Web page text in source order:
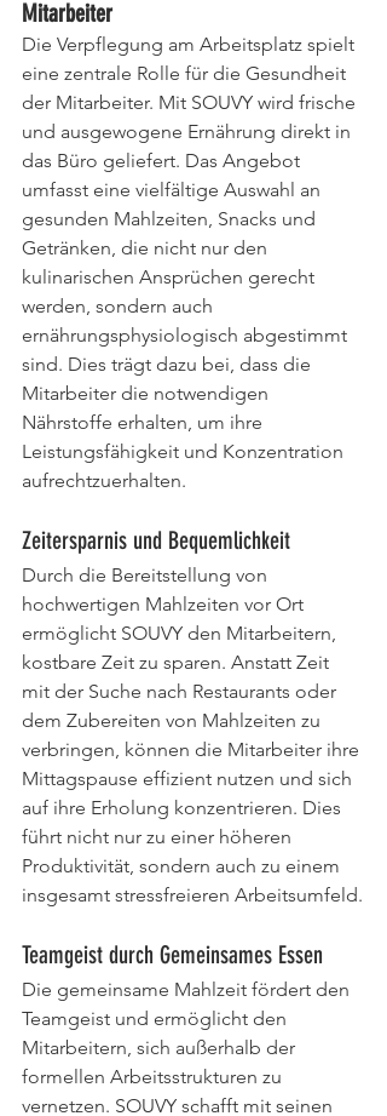
Mitarbeiter
Die Verpflegung am Arbeitsplatz spielt
eine zentrale Rolle für die Gesundheit
der Mitarbeiter. Mit SOUVY wird frische
und ausgewogene Ernährung direkt in
das Büro geliefert. Das Angebot
umfasst eine vielfältige Auswahl an
gesunden Mahlzeiten, Snacks und
Getränken, die nicht nur den
kulinarischen Ansprüchen gerecht
werden, sondern auch
ernährungsphysiologisch abgestimmt
sind. Dies trägt dazu bei, dass die
Mitarbeiter die notwendigen
Nährstoffe erhalten, um ihre
Leistungsfähigkeit und Konzentration
aufrechtzuerhalten.
Zeitersparnis und Bequemlichkeit
Durch die Bereitstellung von
hochwertigen Mahlzeiten vor Ort
ermöglicht SOUVY den Mitarbeitern,
kostbare Zeit zu sparen. Anstatt Zeit
mit der Suche nach Restaurants oder
dem Zubereiten von Mahlzeiten zu
verbringen, können die Mitarbeiter ihre
Mittagspause effizient nutzen und sich
auf ihre Erholung konzentrieren. Dies
führt nicht nur zu einer höheren
Produktivität, sondern auch zu einem
insgesamt stressfreieren Arbeitsumfeld.
Teamgeist durch Gemeinsames Essen
Die gemeinsame Mahlzeit fördert den
Teamgeist und ermöglicht den
Mitarbeitern, sich außerhalb der
formellen Arbeitsstrukturen zu
vernetzen. SOUVY schafft mit seinen